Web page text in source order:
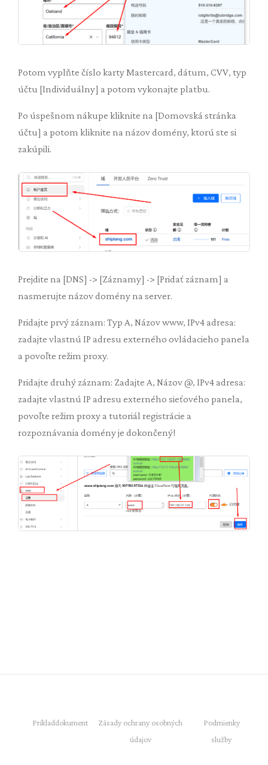
Potom vyplňte číslo karty Mastercard, dátum, CVV, typ
účtu [Individuálny] a potom vykonajte platbu.
Po úspešnom nákupe kliknite na [Domovská stránka
účtu] a potom kliknite na názov domény, ktorú ste si
zakúpili.
Prejdite na [DNS] -> [Záznamy] -> [Pridať záznam] a
nasmerujte názov domény na server.
Pridajte prvý záznam: Typ A, Názov www, IPv4 adresa:
zadajte vlastnú IP adresu externého ovládacieho panela
a povoľte režim proxy.
Pridajte druhý záznam: Zadajte A, Názov @, IPv4 adresa:
zadajte vlastnú IP adresu externého sieťového panela,
povoľte režim proxy a tutoriál registrácie a
rozpoznávania domény je dokončený!
Príkladdokument
Zásady ochrany osobných
údajov
Podmienky
služby